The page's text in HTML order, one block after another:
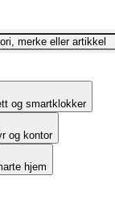
og smartklokker
og kontor
hjem